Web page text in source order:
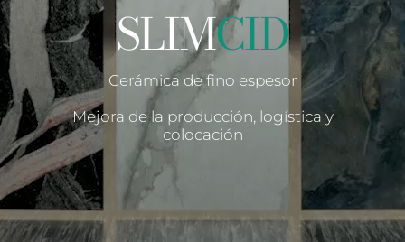
SLIMCID
Cerámica de fino espesor
Mejora de la producción, logística y
colocación